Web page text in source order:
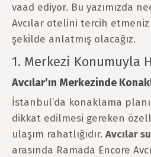
vaad ediyor. Bu yazımızda
Avcılar otelini tercih
şekilde anlatmış olacağız.
1. Merkezi Konumuyla
Avcılar’ın Merkezinde
İstanbul’da konaklama
dikkat edilmesi gereken
ulaşım rahatlığıdır. Avcılar
arasında Ramada Encore